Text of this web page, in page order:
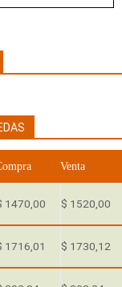
Venta
1470,00 $ 1520,00
1716,01 $ 1730,12